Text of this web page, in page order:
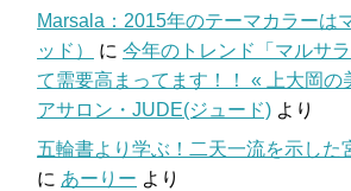
Marsala：2015年のテーマカラーは
ッド）
に 今年のトレンド「マルサ
て需要高まってます！！ « 上大岡の
アサロン・JUDE(ジュード) より
五輪書より学ぶ！二天一流を示した
に あーりー より